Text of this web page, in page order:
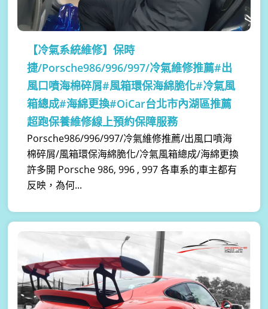
【冷氣系統維修】保時
捷/Porsche986/996/997/冷氣維修推薦#出
風口噴海棉碎屑#風箱環保海綿脆化#冷氣風
箱總成#海綿更換#OiCar台北市內湖區推薦
超跑保養維修線上預約保障服務
Porsche986/996/997/冷氣維修推薦/出風口噴海
棉碎屑/風箱環保海綿脆化/冷氣風箱總成/海綿更換 ​
許多開 Porsche 986, 996 , 997 各車系的車主都有
反映，為何...